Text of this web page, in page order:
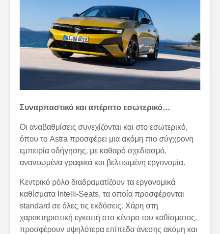
Συναρπαστικό και απέριττο εσωτερικό…
Οι αναβαθμίσεις συνεχίζονται και στο εσωτερικό,
όπου το Astra προσφέρει μια ακόμη πιο σύγχρονη
εμπειρία οδήγησης, με καθαρό σχεδιασμό,
ανανεωμένα γραφικά και βελτιωμένη εργονομία.
Κεντρικό ρόλο διαδραματίζουν τα εργονομικά
καθίσματα Intelli-Seats, τα οποία προσφέρονται
standard σε όλες τις εκδόσεις. Χάρη στη
χαρακτηριστική εγκοπή στο κέντρο του καθίσματος,
προσφέρουν υψηλότερα επίπεδα άνεσης ακόμη και